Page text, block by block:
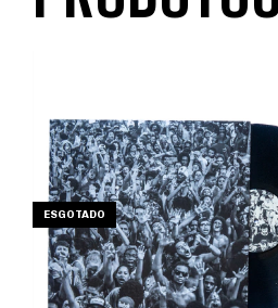
ESGOTADO